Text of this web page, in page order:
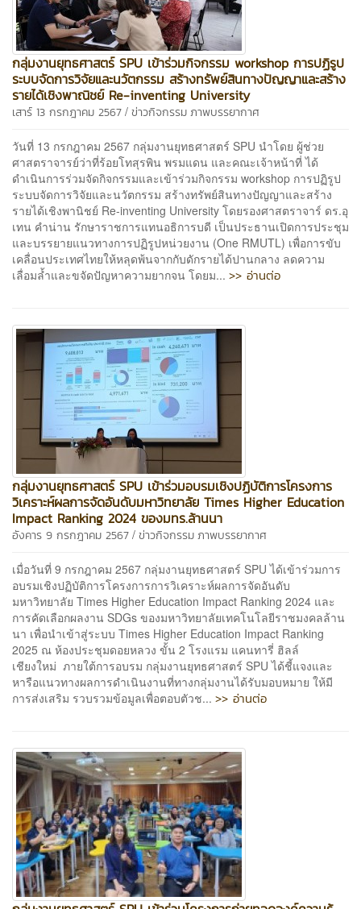
กลุ่มงานยุทธศาสตร์ SPU เข้าร่วมกิจกรรม workshop การปฏิรูป
ระบบจัดการวิจัยและนวัตกรรม สร้างทรัพย์สินทางปัญญาและสร้าง
รายได้เชิงพาณิชย์ Re-inventing University
เสาร์ 13 กรกฎาคม 2567 / ข่าวกิจกรรมภาพบรรยากาศ
วันที่ 13 กรกฎาคม 2567 กลุ่มงานยุทธศาสตร์ SPU นำโดย ผู้ช่วย
ศาสตราจารย์ว่าที่ร้อยโทสุรพิน พรมแดน และคณะเจ้าหน้าที่ ได้
ดำเนินการร่วมจัดกิจกรรมและเข้าร่วมกิจกรรม workshop การปฏิรูป
ระบบจัดการวิจัยและนวัตกรรม สร้างทรัพย์สินทางปัญญาและสร้าง
รายได้เชิงพานิชย์ Re-inventing University โดยรองศาสตราจาร์ ดร.อุ
เทน คำน่าน รักษาราชการแทนอธิการบดี เป็นประธานเปิดการประชุม
และบรรยายแนวทางการปฏิรูปหน่วยงาน (One RMUTL) เพื่อการขับ
เคลื่อนประเทศไทยให้หลุดพ้นจากกับดักรายได้ปานกลาง ลดความ
เลื่อมล้ำและขจัดปัญหาความยากจน โดยม... >> อ่านต่อ
กลุ่มงานยุทธศาสตร์ SPU เข้าร่วมอบรมเชิงปฏิบัติการโครงการ
วิเคราะห์ผลการจัดอันดับมหาวิทยาลัย Times Higher Education
Impact Ranking 2024 ของมทร.ล้านนา
อังคาร 9 กรกฎาคม 2567 / ข่าวกิจกรรมภาพบรรยากาศ
เมื่อวันที่ 9 กรกฎาคม 2567 กลุ่มงานยุทธศาสตร์ SPU ได้เข้าร่วมการ
อบรมเชิงปฏิบัติการโครงการการวิเคราะห์ผลการจัดอันดับ
มหาวิทยาลัย Times Higher Education Impact Ranking 2024 และ
การคัดเลือกผลงาน SDGs ของมหาวิทยาลัยเทคโนโลยีราชมงคลล้าน
นา เพื่อนำเข้าสู่ระบบ Times Higher Education Impact Ranking
2025 ณ ห้องประชุมดอยหลวง ขั้น 2 โรงแรม แคนทารี่ ฮิลล์
เชียงใหม่ ภายใต้การอบรม กลุ่มงานยุทธศาสตร์ SPU ได้ชี้แจงและ
หารือแนวทางผลการดำเนินงานที่ทางกลุ่มงานได้รับมอบหมาย ให้มี
การส่งเสริม รวบรวมข้อมูลเพื่อตอบตัวช... >> อ่านต่อ